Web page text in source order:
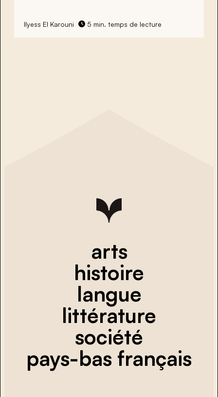
Ilyess El Karouni 5 min. temps de lecture
arts
histoire
langue
littérature
société
pays-bas français